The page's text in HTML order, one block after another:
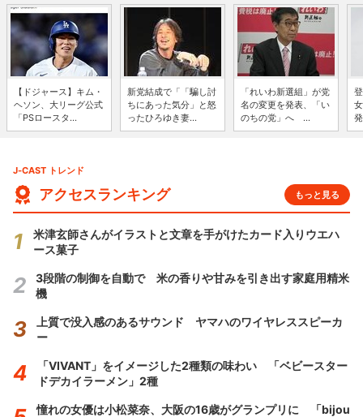
【ドジャース】キム・
ヘソン、大リーグ公式
「PSロースタ...
新党結成で「「騙し討
ちにあった気分」と怒
ったひろゆき妻...
「れいわ新選組」が党
名の変更を発表、「い
のちの党」へ ...
J-CAST トレンド
アクセスランキング もっと見る
米津玄師さんがイラストと文章を手がけたカード入りウエハ
ース菓子
3段階の制御を自動で 米の香りや甘みを引き出す家庭用精米
機
上質で没入感のあるサウンド ヤマハのワイヤレススピーカ
ー
「VIVANT」をイメージした2種類の味わい 「ベビースター
ドデカイラーメン」2種
憧れの女優は小松菜奈、大阪の16歳がグランプリに 「bijou